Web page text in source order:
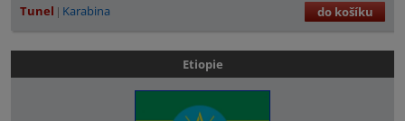
Tunel
Karabina do košíku
Etiopie